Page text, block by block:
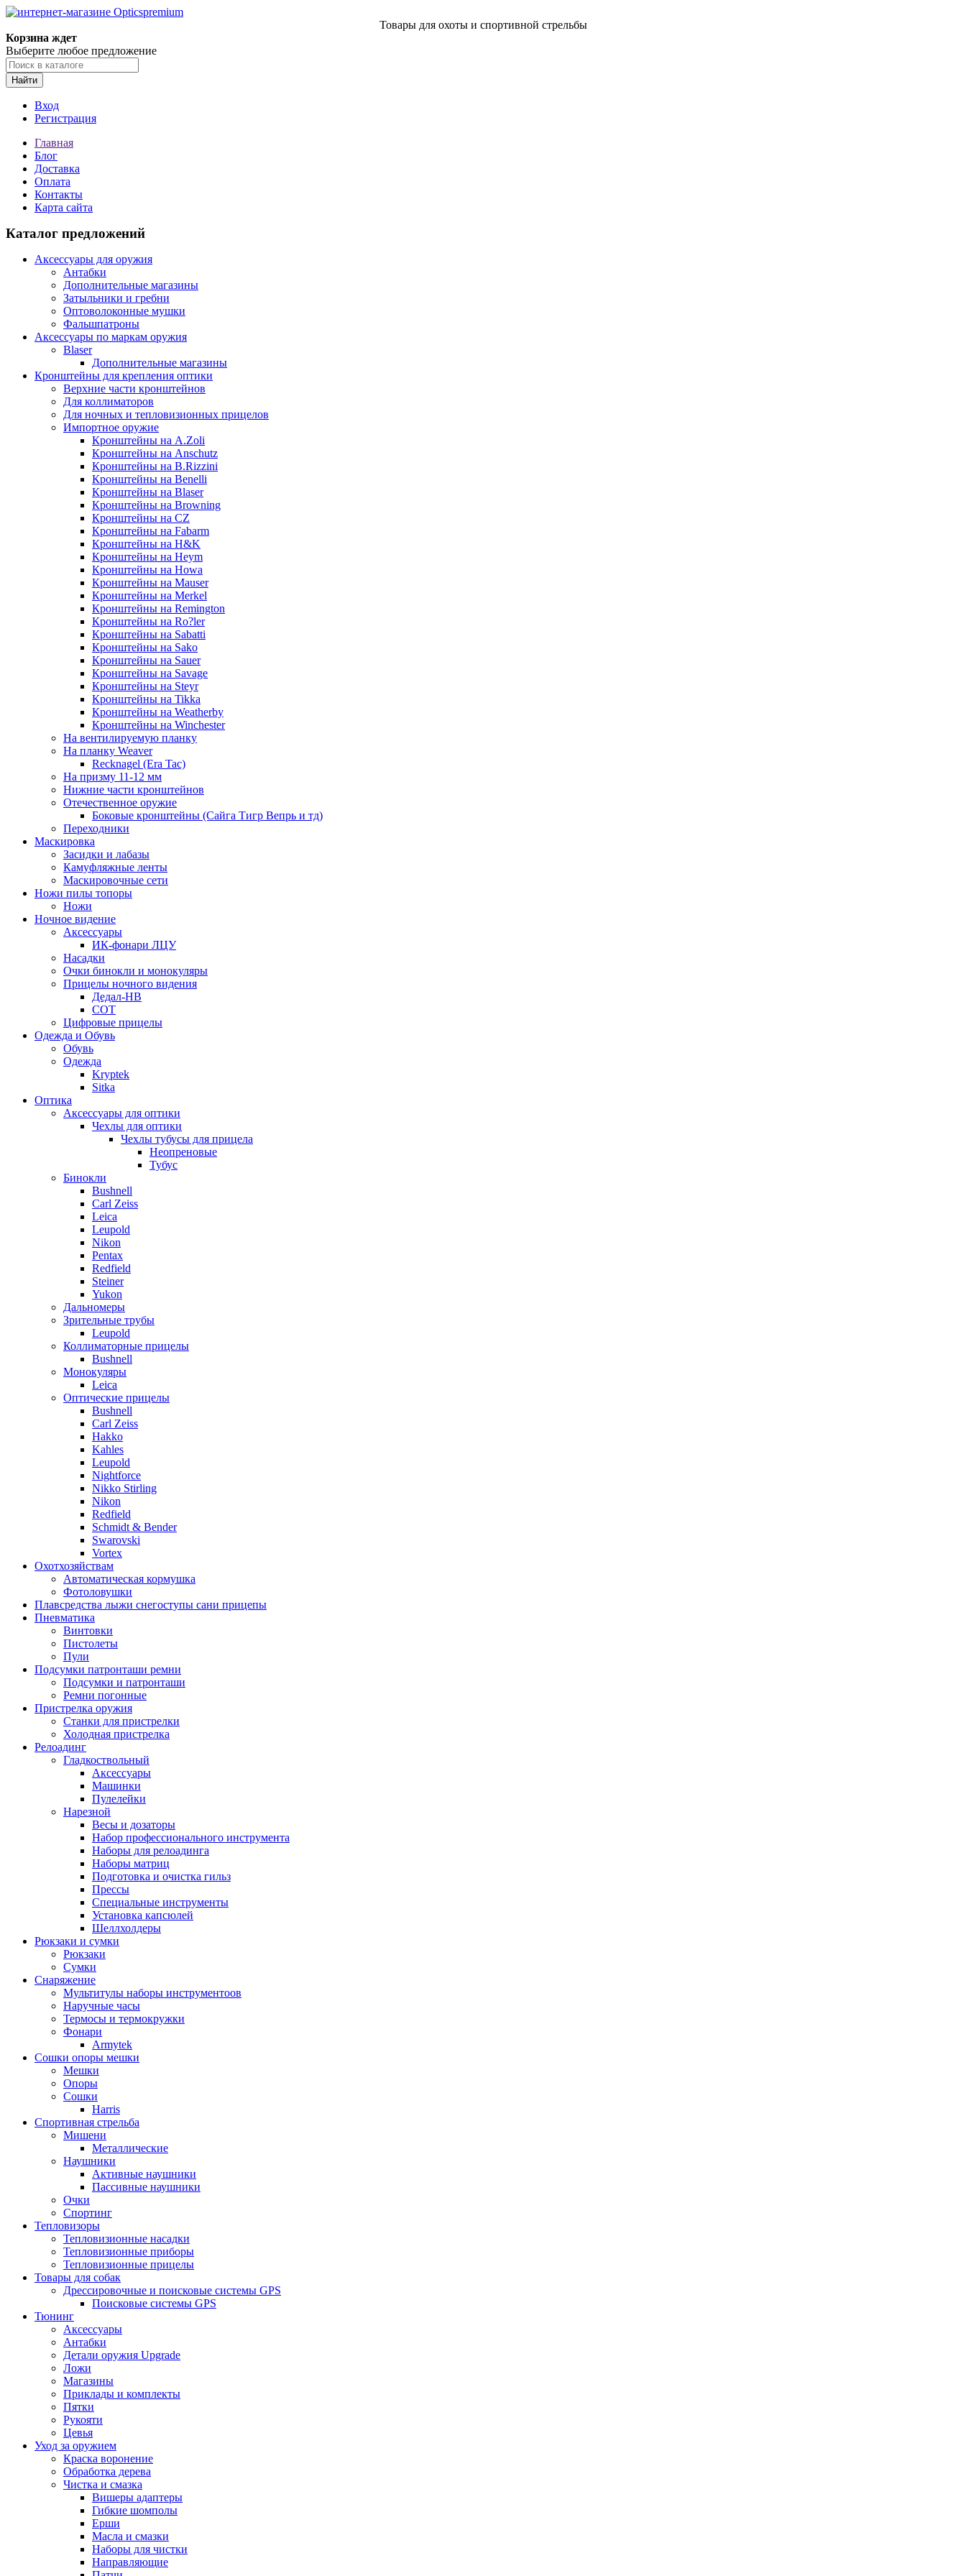
Товары для охоты и спортивной стрельбы
Корзина ждет
Выберите любое предложение
Найти
Вход
Регистрация
Главная
Блог
Доставка
Оплата
Контакты
Карта сайта
Каталог предложений
Аксессуары для оружия
Антабки
Дополнительные магазины
Затыльники и гребни
Оптоволоконные мушки
Фальшпатроны
Аксессуары по маркам оружия
Blaser
Дополнительные магазины
Кронштейны для крепления оптики
Верхние части кронштейнов
Для коллиматоров
Для ночных и тепловизионных прицелов
Импортное оружие
Кронштейны на A.Zoli
Кронштейны на Anschutz
Кронштейны на B.Rizzini
Кронштейны на Benelli
Кронштейны на Blaser
Кронштейны на Browning
Кронштейны на CZ
Кронштейны на Fabarm
Кронштейны на H&K
Кронштейны на Heym
Кронштейны на Howa
Кронштейны на Mauser
Кронштейны на Merkel
Кронштейны на Remington
Кронштейны на Ro?ler
Кронштейны на Sabatti
Кронштейны на Sako
Кронштейны на Sauer
Кронштейны на Savage
Кронштейны на Steyr
Кронштейны на Tikka
Кронштейны на Weatherby
Кронштейны на Winchester
На вентилируемую планку
На планку Weaver
Recknagel (Era Tac)
На призму 11-12 мм
Нижние части кронштейнов
Отечественное оружие
Боковые кронштейны (Сайга Тигр Вепрь и тд)
Переходники
Маскировка
Засидки и лабазы
Камуфляжные ленты
Маскировочные сети
Ножи пилы топоры
Ножи
Ночное видение
Аксессуары
ИК-фонари ЛЦУ
Насадки
Очки бинокли и монокуляры
Прицелы ночного видения
Дедал-НВ
СОТ
Цифровые прицелы
Одежда и Обувь
Обувь
Одежда
Kryptek
Sitka
Оптика
Аксессуары для оптики
Чехлы для оптики
Чехлы тубусы для прицела
Неопреновые
Тубус
Бинокли
Bushnell
Carl Zeiss
Leica
Leupold
Nikon
Pentax
Redfield
Steiner
Yukon
Дальномеры
Зрительные трубы
Leupold
Коллиматорные прицелы
Bushnell
Монокуляры
Leica
Оптические прицелы
Bushnell
Carl Zeiss
Hakko
Kahles
Leupold
Nightforce
Nikko Stirling
Nikon
Redfield
Schmidt & Bender
Swarovski
Vortex
Охотхозяйствам
Автоматическая кормушка
Фотоловушки
Плавсредства лыжи снегоступы сани прицепы
Пневматика
Винтовки
Пистолеты
Пули
Подсумки патронташи ремни
Подсумки и патронташи
Ремни погонные
Пристрелка оружия
Станки для пристрелки
Холодная пристрелка
Релоадинг
Гладкоствольный
Аксессуары
Машинки
Пулелейки
Нарезной
Весы и дозаторы
Набор профессионального инструмента
Наборы для релоадинга
Наборы матриц
Подготовка и очистка гильз
Прессы
Специальные инструменты
Установка капсюлей
Шеллхолдеры
Рюкзаки и сумки
Рюкзаки
Сумки
Снаряжение
Мультитулы наборы инструментоов
Наручные часы
Термосы и термокружки
Фонари
Armytek
Сошки опоры мешки
Мешки
Опоры
Сошки
Harris
Спортивная стрельба
Мишени
Металлические
Наушники
Активные наушники
Пассивные наушники
Очки
Спортинг
Тепловизоры
Тепловизионные насадки
Тепловизионные приборы
Тепловизионные прицелы
Товары для собак
Дрессировочные и поисковые системы GPS
Поисковые системы GPS
Тюнинг
Аксессуары
Антабки
Детали оружия Upgrade
Ложи
Магазины
Приклады и комплекты
Пятки
Рукояти
Цевья
Уход за оружием
Краска воронение
Обработка дерева
Чистка и смазка
Вишеры адаптеры
Гибкие шомполы
Ерши
Масла и смазки
Наборы для чистки
Направляющие